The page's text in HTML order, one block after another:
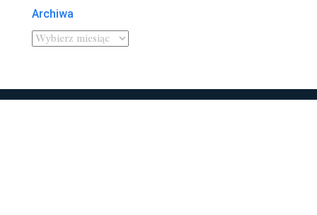
Archiwa